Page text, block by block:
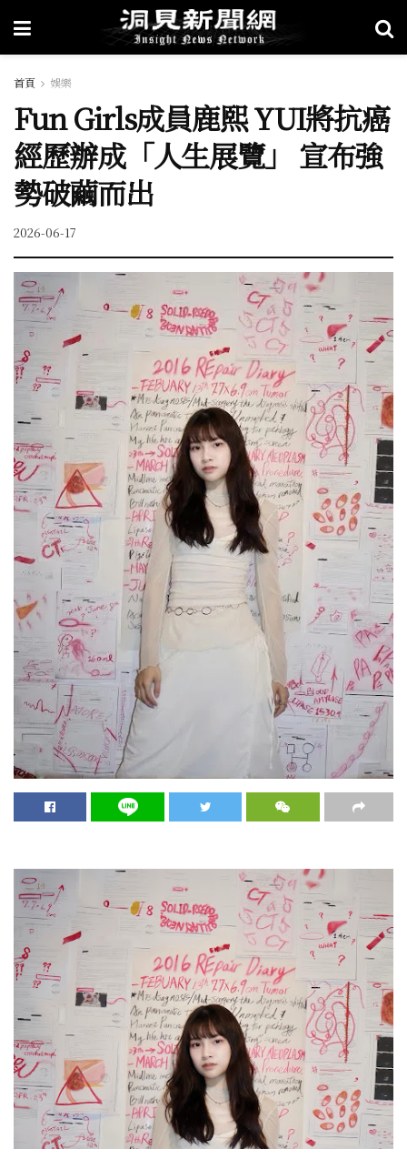
首頁 娛樂
Fun Girls成員鹿熙 YUI將抗癌
經歷辦成「人生展覽」 宣布強
勢破繭而出
2026-06-17